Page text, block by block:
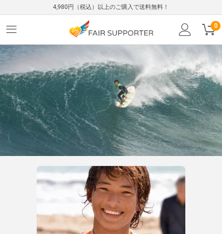
4,980円（税込）以上のご購入で送料無料！
0